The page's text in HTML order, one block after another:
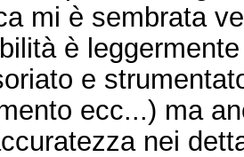
mi è sembrata
è
e
ecc...) ma
nei